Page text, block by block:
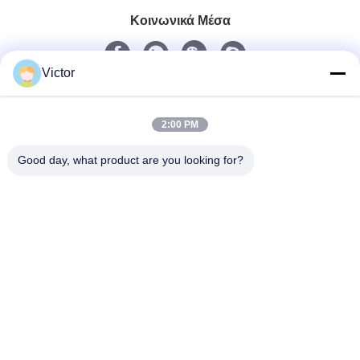
Κοινωνικά Μέσα
Victor
2:00 PM
Good day, what product are you looking for?